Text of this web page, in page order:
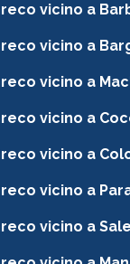
vicino a
vicino a
vicino a
vicino a
vicino a
vicino a
vicino a